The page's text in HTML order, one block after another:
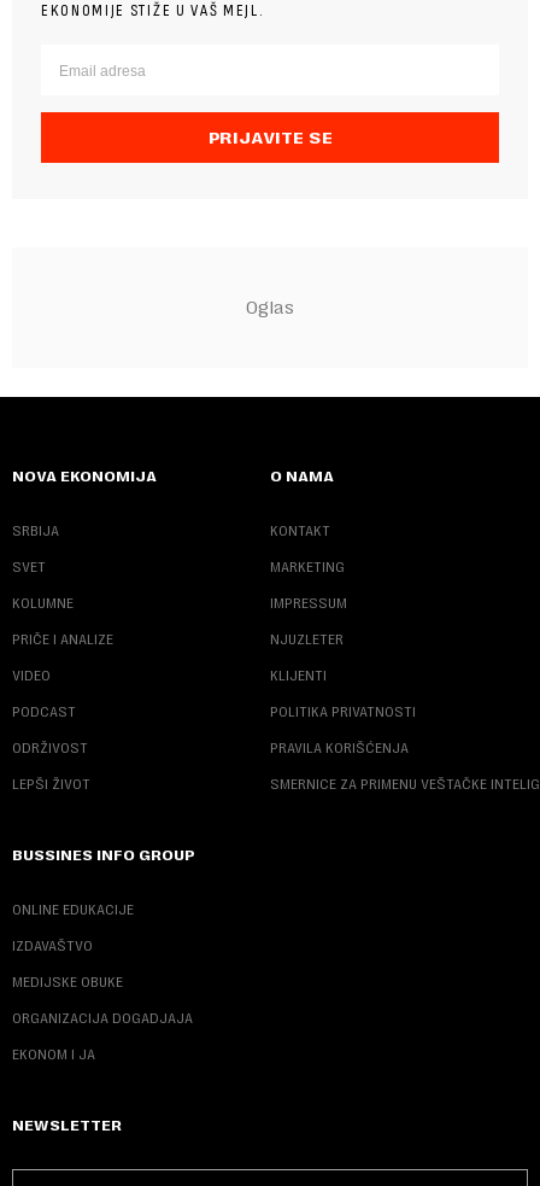
EKONOMIJE STIŽE U VAŠ MEJL.
PRIJAVITE SE
NOVA EKONOMIJA
SRBIJA
SVET
KOLUMNE
PRIČE I ANALIZE
VIDEO
PODCAST
ODRŽIVOST
LEPŠI ŽIVOT
O NAMA
KONTAKT
MARKETING
IMPRESSUM
NJUZLETER
KLIJENTI
POLITIKA PRIVATNOSTI
PRAVILA KORIŠĆENJA
SMERNICE ZA PRIMENU VEŠTAČKE
BUSSINES INFO GROUP
ONLINE EDUKACIJE
IZDAVAŠTVO
MEDIJSKE OBUKE
ORGANIZACIJA DOGADJAJA
EKONOM I JA
NEWSLETTER